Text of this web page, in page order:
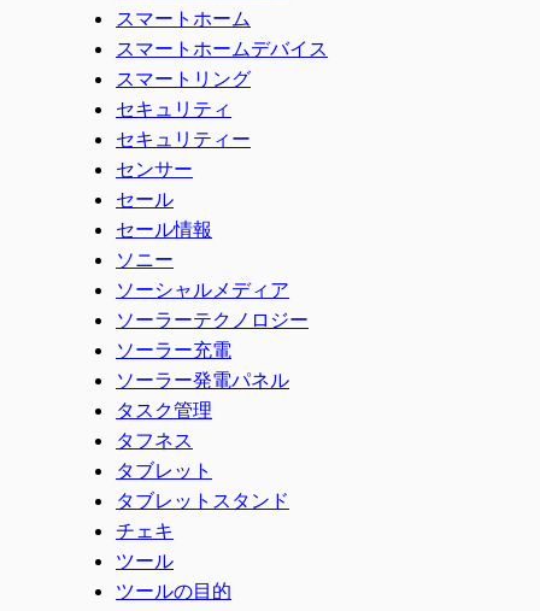
スマートホーム
スマートホームデバイス
スマートリング
セキュリティ
セキュリティー
センサー
セール
セール情報
ソニー
ソーシャルメディア
ソーラーテクノロジー
ソーラー充電
ソーラー発電パネル
タスク管理
タフネス
タブレット
タブレットスタンド
チェキ
ツール
ツールの目的